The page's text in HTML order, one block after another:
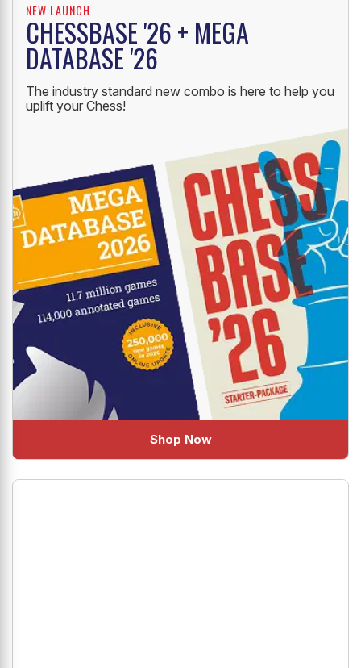
NEW LAUNCH
CHESSBASE '26 + MEGA
DATABASE '26
The industry standard new combo is here to help you
uplift your Chess!
Shop Now